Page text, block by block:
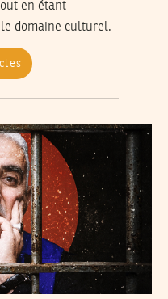
en étant
domaine culturel.